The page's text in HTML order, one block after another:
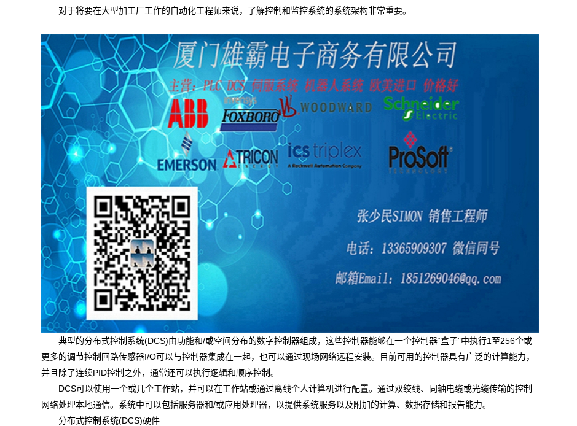
对于将要在大型加工厂工作的自动化工程师来说，了解控制和监控系统的系统架构非常重要。
典型的分布式控制系统(DCS)由功能和/或空间分布的数字控制器组成，这些控制器能够在一个控制器“盒子”中执行1至256个或
更多的调节控制回路传感器I/O可以与控制器集成在一起，也可以通过现场网络远程安装。目前可用的控制器具有广泛的计算能力，
并且除了连续PID控制之外，通常还可以执行逻辑和顺序控制。
DCS可以使用一个或几个工作站，并可以在工作站或通过离线个人计算机进行配置。通过双绞线、同轴电缆或光缆传输的控制
网络处理本地通信。系统中可以包括服务器和/或应用处理器，以提供系统服务以及附加的计算、数据存储和报告能力。
分布式控制系统(DCS)硬件